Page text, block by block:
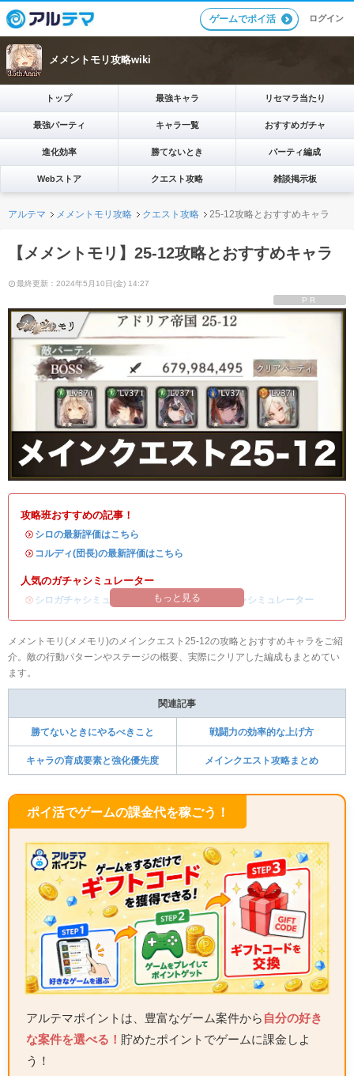
ゲームでポイ活 ログイン
メメントモリ攻略wiki
トップ 最強キャラ リセマラ当たり
最強パーティ キャラ一覧 おすすめガチャ
進化効率 勝てないとき パーティ編成
Webストア クエスト攻略 雑談掲示板
アルテマ メメントモリ攻略 クエスト攻略 25-12攻略とおすすめキャラ
【メメントモリ】25-12攻略とおすすめキャラ
最終更新：2024年5月10日(金) 14:27
PR
攻略班おすすめの記事！
・ シロの最新評価はこちら
・ コルディ(団長)の最新評価はこちら
人気のガチャシミュレーター
・ シロガチャシミュレーター /コルディ(団長)ガチャシミュレーター
もっと見る
メメントモリ(メメモリ)のメインクエスト25-12の攻略とおすすめキャラをご紹
介。敵の行動パターンやステージの概要、実際にクリアした編成もまとめてい
ます。
関連記事
勝てないときにやるべきこと 戦闘力の効率的な上げ方
キャラの育成要素と強化優先度 メインクエスト攻略まとめ
ポイ活でゲームの課金代を稼ごう！
アルテマポイントは、豊富なゲーム案件から 自分の好き
な案件を選べる！ 貯めたポイントでゲームに課金しよ
う！